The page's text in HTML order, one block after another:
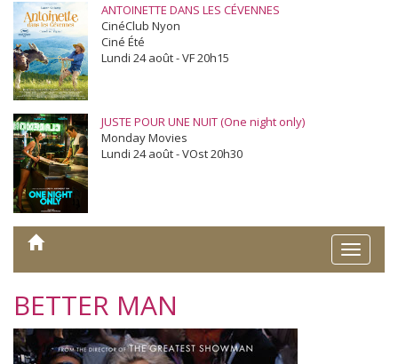
ANTOINETTE DANS LES CÉVENNES
CinéClub Nyon
Ciné Été
Lundi 24 août - VF 20h15
JUSTE POUR UNE NUIT (One night only)
Monday Movies
Lundi 24 août - VOst 20h30
Toggle
BETTER MAN